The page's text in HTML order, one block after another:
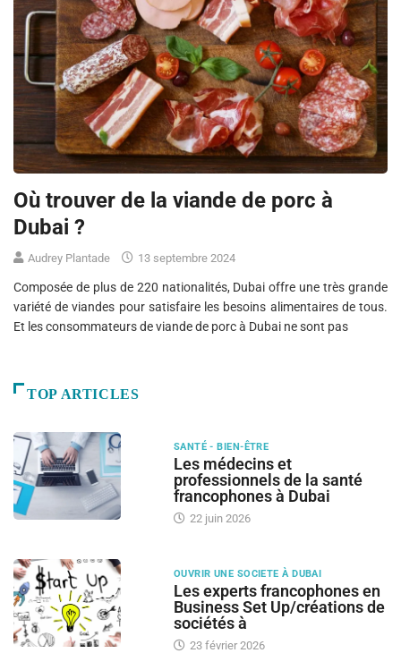
Où trouver de la viande de porc à
Dubai ?
Audrey Plantade 13 septembre 2024
Composée de plus de 220 nationalités, Dubai offre une très grande
variété de viandes pour satisfaire les besoins alimentaires de tous.
Et les consommateurs de viande de porc à Dubai ne sont pas
TOP ARTICLES
SANTÉ - BIEN-ÊTRE
Les médecins et
professionnels de la santé
francophones à Dubai
22 juin 2026
OUVRIR UNE SOCIETE À DUBAI
Les experts francophones en
Business Set Up/créations de
sociétés à
23 février 2026